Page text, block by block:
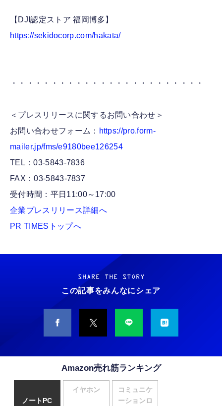
【DJI認定ストア 福岡博多】
https://sekidocorp.com/hakata/
・・・・・・・・・・・・・・・・・・・・・・・・
＜プレスリリースに関するお問い合わせ＞
お問い合わせフォーム： https://pro.form-
mailer.jp/fms/e9180bee126254
TEL：03-5843-7836
FAX：03-5843-7837
受付時間：平日11:00～17:00
企業プレスリリース詳細へ
PR TIMESトップへ
SHARE THE STORY
この記事をみんなにシェア
Amazon売れ筋ランキング
ノートPC
イヤホン
コミュニケ
ーションロ